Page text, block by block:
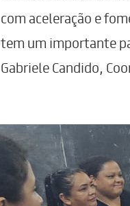
com aceleração e
tem um importante
Gabriele Candido,